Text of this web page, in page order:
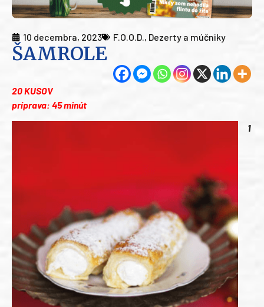
10 decembra, 2023 F.O.O.D., Dezerty a múčniky
ŠAMROLE
20 KUSOV
príprava: 45 minút
1